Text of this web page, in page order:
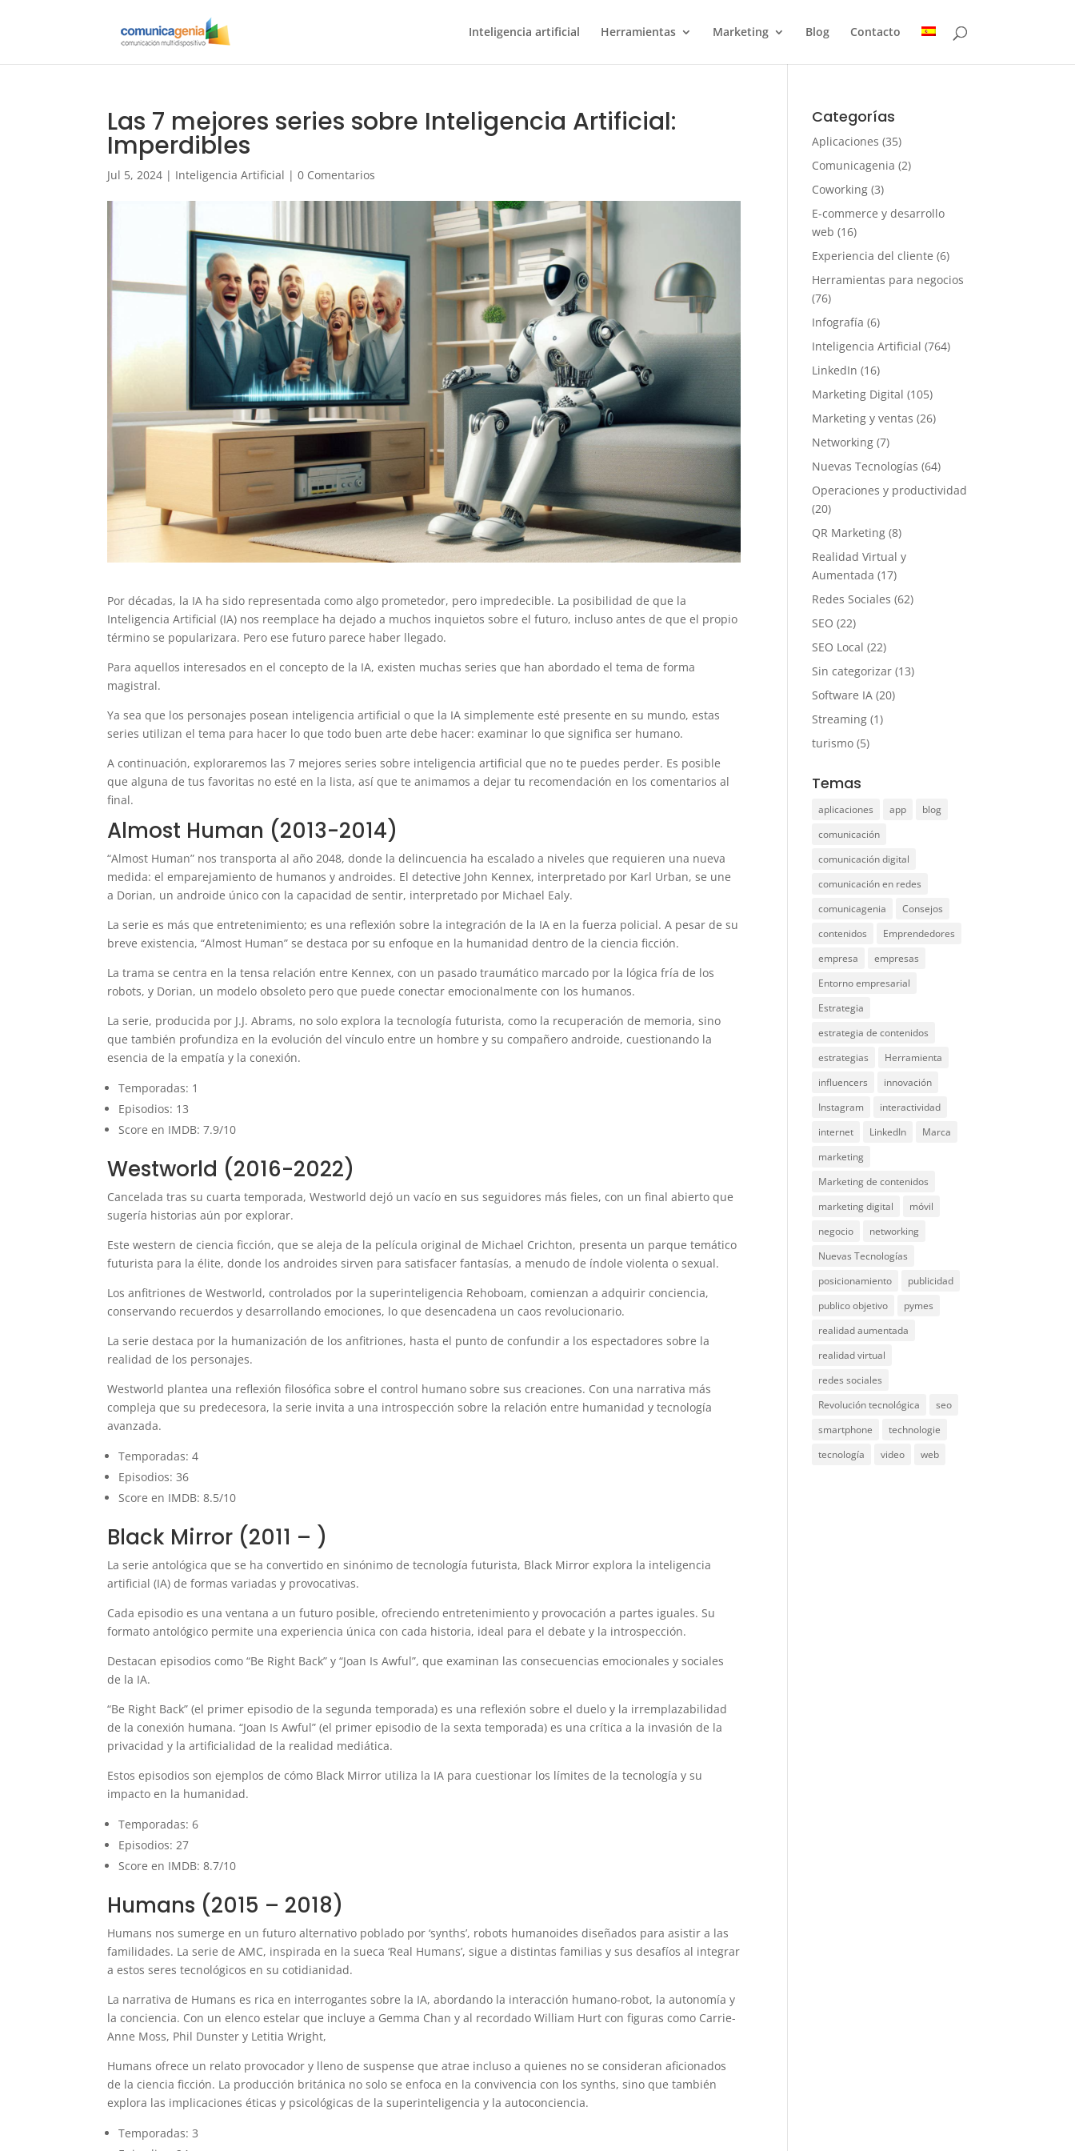
Inteligencia artificial Herramientas Marketing Blog Contacto
Las 7 mejores series sobre Inteligencia Artificial:
Imperdibles
Jul 5, 2024 | Inteligencia Artificial |0 Comentarios
Por décadas, la IA ha sido representada como algo prometedor, pero impredecible. La posibilidad de que la
Inteligencia Artificial (IA) nos reemplace ha dejado a muchos inquietos sobre el futuro, incluso antes de que el propio
término se popularizara. Pero ese futuro parece haber llegado.
Para aquellos interesados en el concepto de la IA, existen muchas series que han abordado el tema de forma
magistral.
Ya sea que los personajes posean inteligencia artificial o que la IA simplemente esté presente en su mundo, estas
series utilizan el tema para hacer lo que todo buen arte debe hacer: examinar lo que significa ser humano.
A continuación, exploraremos las 7 mejores series sobre inteligencia artificial que no te puedes perder. Es posible
que alguna de tus favoritas no esté en la lista, así que te animamos a dejar tu recomendación en los comentarios al
final.
Almost Human (2013-2014)
“Almost Human” nos transporta al año 2048, donde la delincuencia ha escalado a niveles que requieren una nueva
medida: el emparejamiento de humanos y androides. El detective John Kennex, interpretado por Karl Urban, se une
a Dorian, un androide único con la capacidad de sentir, interpretado por Michael Ealy.
La serie es más que entretenimiento; es una reflexión sobre la integración de la IA en la fuerza policial. A pesar de su
breve existencia, “Almost Human” se destaca por su enfoque en la humanidad dentro de la ciencia ficción.
La trama se centra en la tensa relación entre Kennex, con un pasado traumático marcado por la lógica fría de los
robots, y Dorian, un modelo obsoleto pero que puede conectar emocionalmente con los humanos.
La serie, producida por J.J. Abrams, no solo explora la tecnología futurista, como la recuperación de memoria, sino
que también profundiza en la evolución del vínculo entre un hombre y su compañero androide, cuestionando la
esencia de la empatía y la conexión.
Temporadas: 1
Episodios: 13
Score en IMDB: 7.9/10
Westworld (2016-2022)
Cancelada tras su cuarta temporada, Westworld dejó un vacío en sus seguidores más fieles, con un final abierto que
sugería historias aún por explorar.
Este western de ciencia ficción, que se aleja de la película original de Michael Crichton, presenta un parque temático
futurista para la élite, donde los androides sirven para satisfacer fantasías, a menudo de índole violenta o sexual.
Los anfitriones de Westworld, controlados por la superinteligencia Rehoboam, comienzan a adquirir conciencia,
conservando recuerdos y desarrollando emociones, lo que desencadena un caos revolucionario.
La serie destaca por la humanización de los anfitriones, hasta el punto de confundir a los espectadores sobre la
realidad de los personajes.
Westworld plantea una reflexión filosófica sobre el control humano sobre sus creaciones. Con una narrativa más
compleja que su predecesora, la serie invita a una introspección sobre la relación entre humanidad y tecnología
avanzada.
Temporadas: 4
Episodios: 36
Score en IMDB: 8.5/10
Black Mirror (2011 – )
La serie antológica que se ha convertido en sinónimo de tecnología futurista, Black Mirror explora la inteligencia
artificial (IA) de formas variadas y provocativas.
Cada episodio es una ventana a un futuro posible, ofreciendo entretenimiento y provocación a partes iguales. Su
formato antológico permite una experiencia única con cada historia, ideal para el debate y la introspección.
Destacan episodios como “Be Right Back” y “Joan Is Awful”, que examinan las consecuencias emocionales y sociales
de la IA.
“Be Right Back” (el primer episodio de la segunda temporada) es una reflexión sobre el duelo y la irremplazabilidad
de la conexión humana. “Joan Is Awful” (el primer episodio de la sexta temporada) es una crítica a la invasión de la
privacidad y la artificialidad de la realidad mediática.
Estos episodios son ejemplos de cómo Black Mirror utiliza la IA para cuestionar los límites de la tecnología y su
impacto en la humanidad.
Temporadas: 6
Episodios: 27
Score en IMDB: 8.7/10
Humans (2015 – 2018)
Humans nos sumerge en un futuro alternativo poblado por ‘synths’, robots humanoides diseñados para asistir a las
familidades. La serie de AMC, inspirada en la sueca ‘Real Humans’, sigue a distintas familias y sus desafíos al integrar
a estos seres tecnológicos en su cotidianidad.
La narrativa de Humans es rica en interrogantes sobre la IA, abordando la interacción humano-robot, la autonomía y
la conciencia. Con un elenco estelar que incluye a Gemma Chan y al recordado William Hurt con figuras como Carrie-
Anne Moss, Phil Dunster y Letitia Wright,
Humans ofrece un relato provocador y lleno de suspense que atrae incluso a quienes no se consideran aficionados
de la ciencia ficción. La producción británica no solo se enfoca en la convivencia con los synths, sino que también
explora las implicaciones éticas y psicológicas de la superinteligencia y la autoconciencia.
Temporadas: 3
Categorías
Aplicaciones (35)
Comunicagenia (2)
Coworking (3)
E-commerce y desarrollo
web (16)
Experiencia del cliente (6)
Herramientas para negocios
(76)
Infografía (6)
Inteligencia Artificial (764)
LinkedIn (16)
Marketing Digital (105)
Marketing y ventas (26)
Networking (7)
Nuevas Tecnologías (64)
Operaciones y productividad
(20)
QR Marketing (8)
Realidad Virtual y
Aumentada (17)
Redes Sociales (62)
SEO (22)
SEO Local (22)
Sin categorizar (13)
Software IA (20)
Streaming (1)
turismo (5)
Temas
aplicaciones app
blog
comunicación
comunicación digital
comunicación en redes
comunicagenia
Consejos
contenidos
Emprendedores
empresa
empresas
Entorno empresarial
Estrategia
estrategia de contenidos
estrategias
Herramienta
influencers
innovación
Instagram
interactividad
internet
LinkedIn
Marca
marketing
Marketing de contenidos
marketing digital
móvil
negocio
networking
Nuevas Tecnologías
posicionamiento
publicidad
publico objetivo
pymes
realidad aumentada
realidad virtual
redes sociales
Revolución tecnológica
seo
smartphone
technologie
tecnología
video web